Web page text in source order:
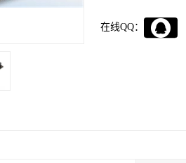
在线QQ：